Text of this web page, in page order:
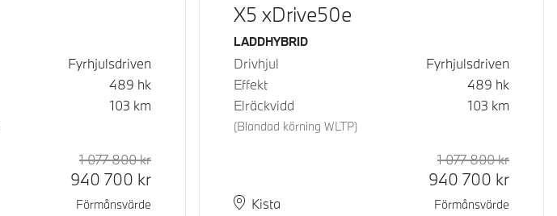
Fyrhjulsdriven
489 hk
103 km
Rek. ord pris
1 077 800krKontantpris
940 700 kr
Förmånsvärde
X5 xDrive50e
Bränsle
LADDHYBRID
Drivhjul
Fyrhjulsdriven
Effekt
489 hk
Elräckvidd
(Blandad körning WLTP)
103 km
PlatsKista
Leveranstid
Rek.
1 077 800kr
940 700 kr
Förmånsvärde